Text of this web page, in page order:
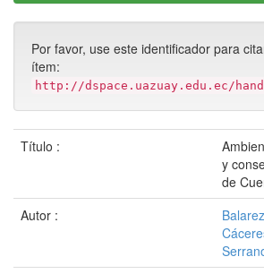
Por favor, use este identificador para
ítem:
http://dspace.uazuay.edu.ec/
Título :
y
de
Autor :